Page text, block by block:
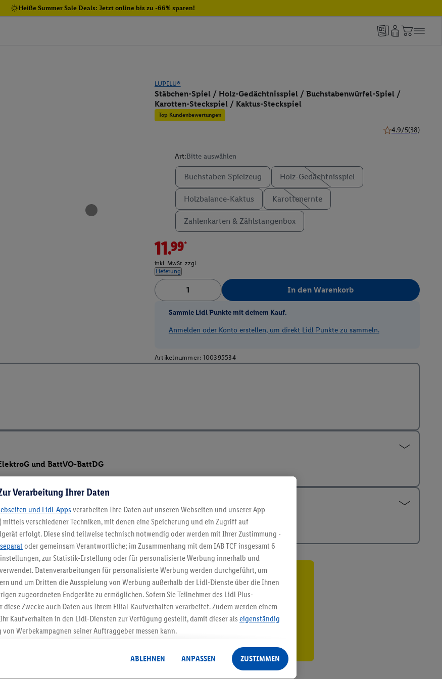
Heiße Summer Sale Deals: Jetzt online bis zu -66% sparen!
LUPILU®
Stäbchen-Spiel / Holz-Gedächtnisspiel / Buchstabenwürfel-Spiel /
Karotten-Steckspiel / Kaktus-Steckspiel
Top Kundenbewertungen
4.9/5(38)
Art:Bitte auswählen
Buchstaben Spielzeug Holz-Gedächtnisspiel
Holzbalance-Kaktus Karottenernte
Zahlenkarten & Zählstangenbox
11.99*
inkl. MwSt. zzgl.
Lieferung
In den Warenkorb
Sammle Lidl Punkte mit deinem Kauf.
Anmelden oder Konto erstellen, um direkt Lidl Punkte zu sammeln.
Artikelnummer: 100395534
und BattVO-BattDG
5.95 € Versand sparen³²ᵃ
Jetzt zum Newsletter anmelden
Gutschein sichern!
Verarbeitung Ihrer Daten
und Lidl-Apps verarbeiten Ihre Daten auf unseren Webseiten und unserer App
mittels verschiedener Techniken, mit denen eine Speicherung und ein Zugriff auf
erfolgt. Diese sind teilweise technisch notwendig oder werden mit Ihrer Zustimmung -
oder gemeinsam Verantwortliche; im Zusammenhang mit dem IAB TCF insgesamt 6
zur Statistik-Erstellung oder für personalisierte Werbung innerhalb und
Datenverarbeitungen für personalisierte Werbung werden durchgeführt, um
und um Dritten die Ausspielung von Werbung außerhalb der Lidl-Dienste über die Ihnen
zugeordneten Endgeräte zu ermöglichen. Sofern Sie Teilnehmer des Lidl Plus-
diese Zwecke auch Daten aus Ihrem Filial-Kaufverhalten verarbeitet. Zudem werden einem
Kaufverhalten in den Lidl-Diensten zur Verfügung gestellt, damit dieser als eigenständig
von Werbekampagnen seiner Auftraggeber messen kann.
umfasst die Zusammenführung von Daten (z.B. über Ihre Nutzung der Lidl-Dienste, Ihr
Informationen aus Ihrem Kundenkonto - z.B. Alter oder Geschlecht - sowie Ihre
ABLEHNEN ANPASSEN ZUSTIMMEN